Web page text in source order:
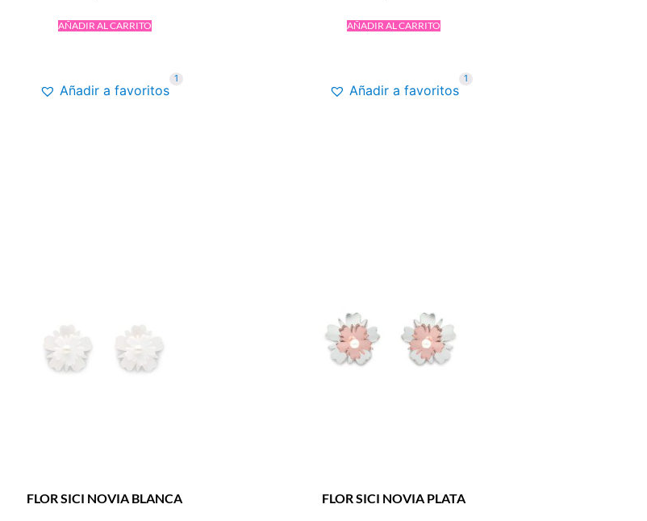
AÑADIR AL CARRITO
Añadir a favoritos
1
AÑADIR AL CARRITO
Añadir a favoritos
1
FLOR SICI NOVIA BLANCA FLOR SICI NOVIA PLATA